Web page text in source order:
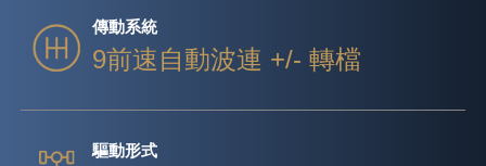
傳動系統
9前速自動波連 +/- 轉檔
驅動形式